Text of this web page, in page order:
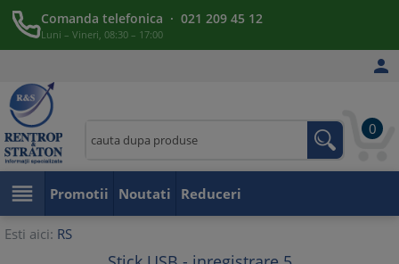
Comanda telefonica · 021 209 45 12
Luni – Vineri, 08:30 – 17:00

0
 Promotii Noutati Reduceri
Esti aici: RS